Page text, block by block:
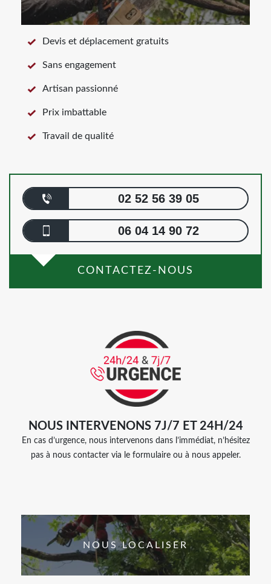
Devis et déplacement gratuits
Sans engagement
Artisan passionné
Prix imbattable
Travail de qualité
02 52 56 39 05
06 04 14 90 72
CONTACTEZ-NOUS
NOUS INTERVENONS 7J/7 ET 24H/24
En cas d’urgence, nous intervenons dans l’immédiat, n’hésitez
pas à nous contacter via le formulaire ou à nous appeler.
NOUS LOCALISER